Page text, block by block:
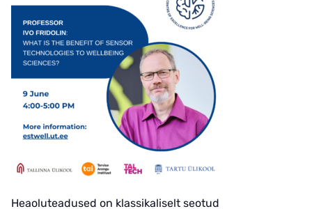
Heaoluteadused on klassikaliselt seotud